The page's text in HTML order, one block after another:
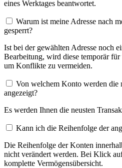
eines Werktages beantwortet.
Warum ist meine Adresse nach
gesperrt?
Ist bei der gewählten Adresse noch
Bearbeitung, wird diese temporär
um Konflikte zu vermeiden.
Von welchem Konto werden die
angezeigt?
Es werden Ihnen die neusten
Kann ich die Reihenfolge der
Die Reihenfolge der Konten
nicht verändert werden. Bei Klick
komplette Vermögensübersicht.